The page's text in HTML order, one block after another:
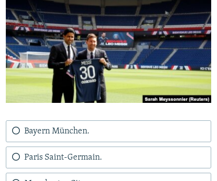
KÖVESSEN MINKET!
Valamennyi RFE/RL weboldal
Bayern München.
Paris Saint-Germain.